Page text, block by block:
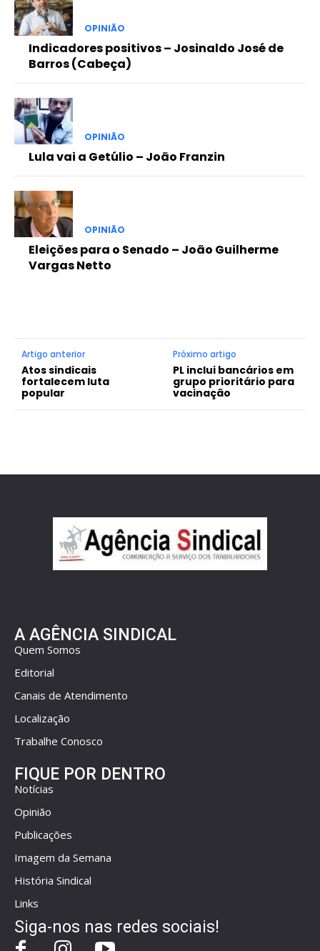
OPINIÃO
Indicadores positivos – Josinaldo José de
Barros (Cabeça)
OPINIÃO
Lula vai a Getúlio – João Franzin
OPINIÃO
Eleições para o Senado – João Guilherme
Vargas Netto
Artigo anterior
Atos sindicais
fortalecem luta
popular
Próximo artigo
PL inclui bancários em
grupo prioritário para
vacinação
A AGÊNCIA SINDICAL
Quem Somos
Editorial
Canais de Atendimento
Localização
Trabalhe Conosco
FIQUE POR DENTRO
Notícias
Opinião
Publicações
Imagem da Semana
História Sindical
Links
Siga-nos nas redes sociais!